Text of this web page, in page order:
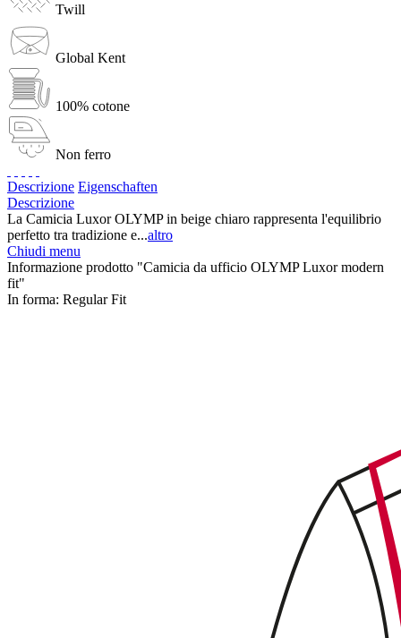
Twill
Global Kent
100% cotone
Non ferro
Descrizione Eigenschaften
Descrizione
La Camicia Luxor OLYMP in beige chiaro rappresenta l'equilibrio
perfetto tra tradizione e...altro
Chiudi menu
Informazione prodotto "Camicia da ufficio OLYMP Luxor modern
fit"
In forma: Regular Fit